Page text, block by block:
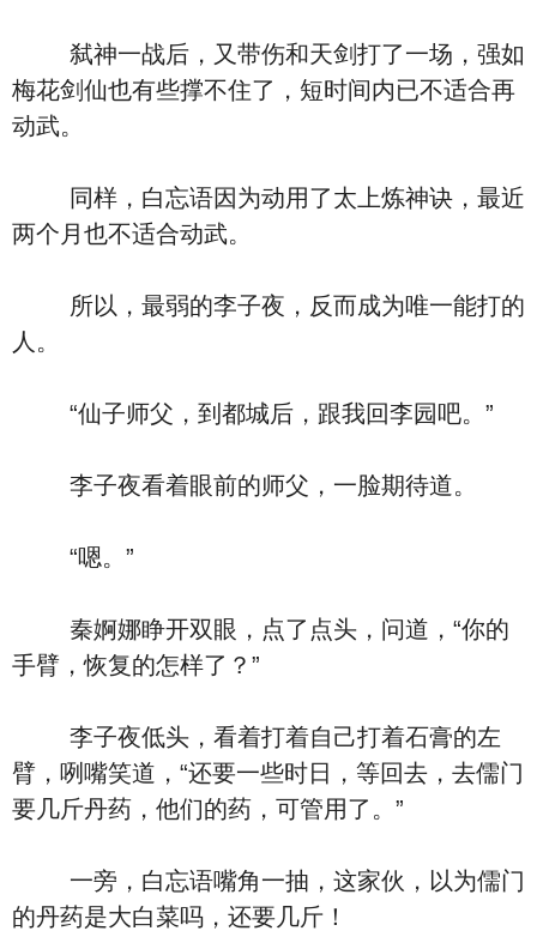
弑神一战后，又带伤和天剑打了一场，强如
梅花剑仙也有些撑不住了，短时间内已不适合再
动武。
同样，白忘语因为动用了太上炼神诀，最近
两个月也不适合动武。
所以，最弱的李子夜，反而成为唯一能打的
人。
“仙子师父，到都城后，跟我回李园吧。”
李子夜看着眼前的师父，一脸期待道。
“嗯。”
秦婀娜睁开双眼，点了点头，问道，“你的
手臂，恢复的怎样了？”
李子夜低头，看着打着自己打着石膏的左
臂，咧嘴笑道，“还要一些时日，等回去，去儒门
要几斤丹药，他们的药，可管用了。”
一旁，白忘语嘴角一抽，这家伙，以为儒门
的丹药是大白菜吗，还要几斤！